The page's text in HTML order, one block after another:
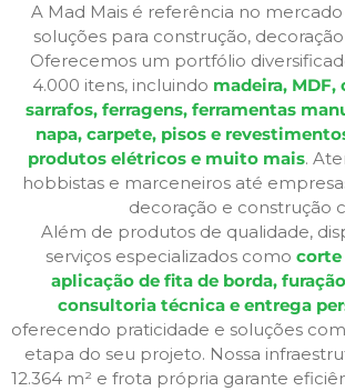
A Mad Mais é referência no
soluções para construção,
Oferecemos um portfólio
4.000 itens, incluindo madeira, MDF,
sarrafos, ferragens, ferramentas
napa, carpete, pisos e
produtos elétricos e muito mais.
hobbistas e marceneiros até
decoração e construção
Além de produtos de qualidade,
serviços especializados como corte
aplicação de fita de borda,
consultoria técnica e entrega
oferecendo praticidade e soluções
etapa do seu projeto. Nossa
12.364 m² e frota própria garante